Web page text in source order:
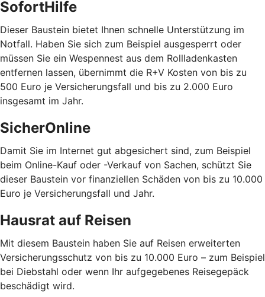
SofortHilfe
Dieser Baustein bietet Ihnen schnelle Unterstützung im
Notfall. Haben Sie sich zum Beispiel ausgesperrt oder
müssen Sie ein Wespennest aus dem Rollladenkasten
entfernen lassen, übernimmt die R+V Kosten von bis zu
500 Euro je Versicherungsfall und bis zu 2.000 Euro
insgesamt im Jahr.
SicherOnline
Damit Sie im Internet gut abgesichert sind, zum Beispiel
beim Online-Kauf oder -Verkauf von Sachen, schützt Sie
dieser Baustein vor finanziellen Schäden von bis zu 10.000
Euro je Versicherungsfall und Jahr.
Hausrat auf Reisen
Mit diesem Baustein haben Sie auf Reisen erweiterten
Versicherungsschutz von bis zu 10.000 Euro – zum Beispiel
bei Diebstahl oder wenn Ihr aufgegebenes Reisegepäck
beschädigt wird.